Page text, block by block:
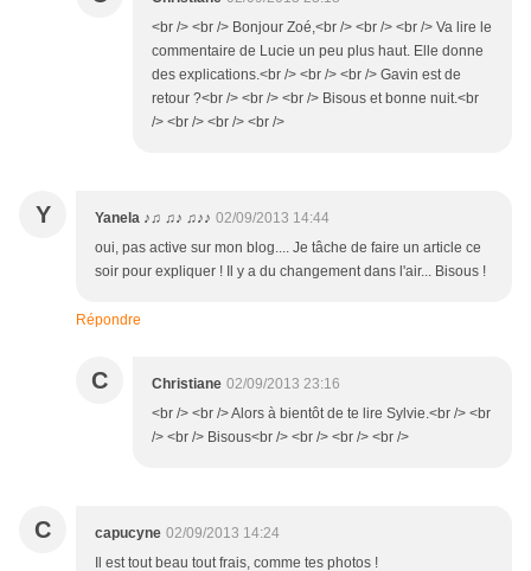
<br /> <br /> Bonjour Zoé,<br /> <br /> <br /> Va lire le
commentaire de Lucie un peu plus haut. Elle donne
des explications.<br /> <br /> <br /> Gavin est de
retour ?<br /> <br /> <br /> Bisous et bonne nuit.<br
/> <br /> <br /> <br />
Y Yanela ♪♫ ♫♪ ♫♪♪ 02/09/2013 14:44
oui, pas active sur mon blog.... Je tâche de faire un article ce
soir pour expliquer ! Il y a du changement dans l'air... Bisous !
Répondre
C Christiane 02/09/2013 23:16
<br /> <br /> Alors à bientôt de te lire Sylvie.<br /> <br
/> <br /> Bisous<br /> <br /> <br /> <br />
C capucyne 02/09/2013 14:24
Il est tout beau tout frais, comme tes photos !